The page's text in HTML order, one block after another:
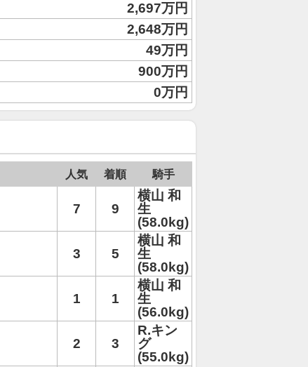
2,697万円
2,648万円
49万円
900万円
0万円
人気 着順 騎手
7 9
横山 和
生
(58.0kg)
3 5
横山 和
生
(58.0kg)
1 1
横山 和
生
(56.0kg)
2 3
R.キン
グ
(55.0kg)